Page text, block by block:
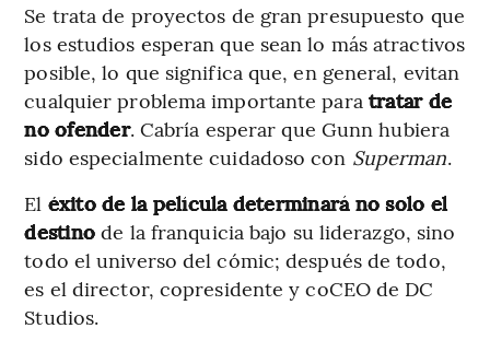
Se trata de proyectos de gran presupuesto que
los estudios esperan que sean lo más atractivos
posible, lo que significa que, en general, evitan
cualquier problema importante para tratar de
no ofender. Cabría esperar que Gunn hubiera
sido especialmente cuidadoso con Superman.
El éxito de la película determinará no solo el
destinode la franquicia bajo su liderazgo, sino
todo el universo del cómic; después de todo,
es el director, copresidente y coCEO de DC
Studios.